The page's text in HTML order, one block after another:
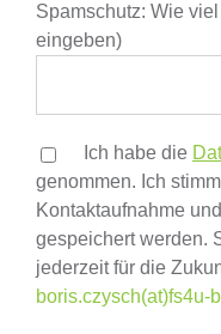
Spamschutz: Wie
eingeben)
Ich habe die
genommen. Ich
Kontaktaufnahme
gespeichert werden.
jederzeit für die
boris.czysch(at)fs4u-